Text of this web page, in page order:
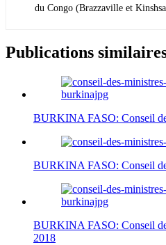
du Congo (Brazzaville et
Publications
BURKINA FASO: Conseil
BURKINA FASO: Conseil
BURKINA FASO: Conseil
2018